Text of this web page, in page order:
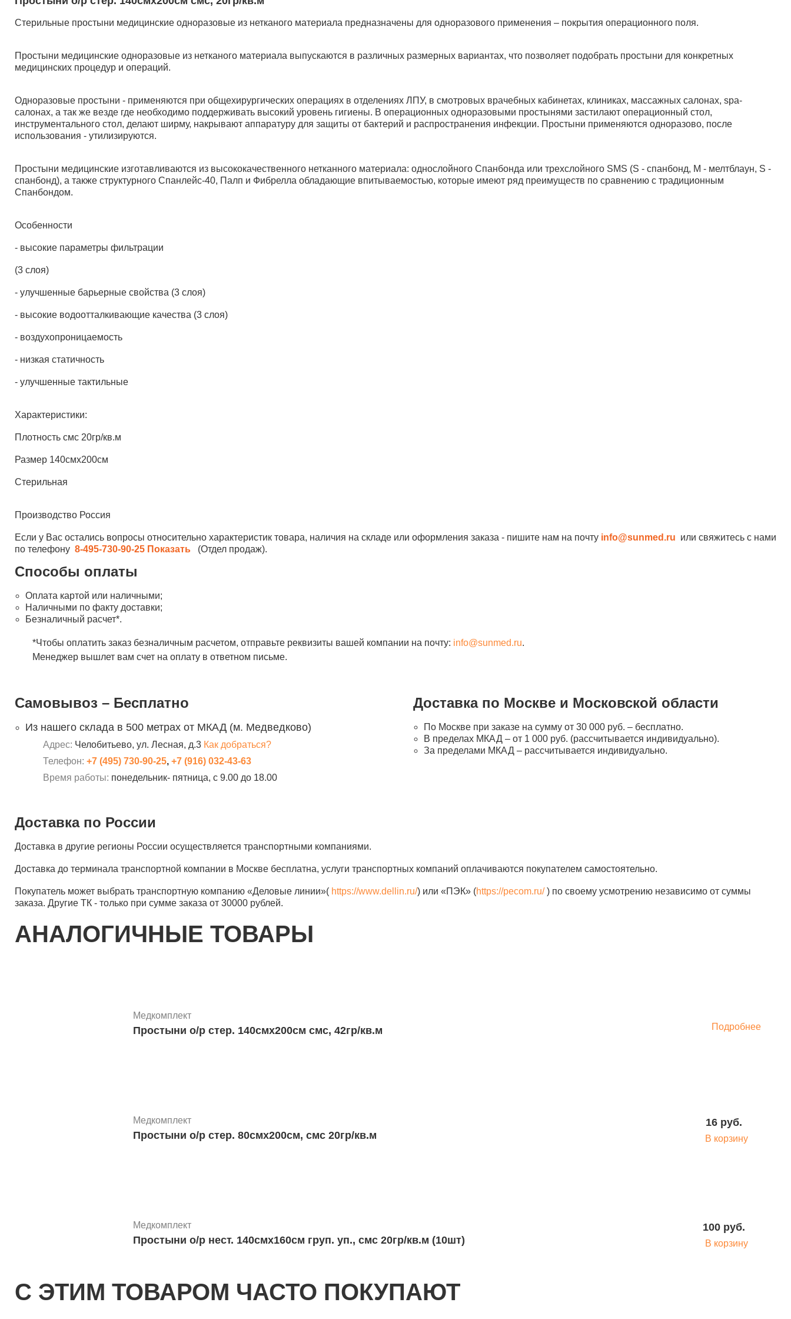
Стерильные простыни медицинские одноразовые из нетканого материала предназначены для одноразового применения – покрытия операционного поля.
Простыни медицинские одноразовые из нетканого материала выпускаются в различных размерных вариантах, что позволяет подобрать простыни для конкретных
медицинских процедур и операций.
Одноразовые простыни - применяются при общехирургических операциях в отделениях ЛПУ, в смотровых врачебных кабинетах, клиниках, массажных салонах, spa-
салонах, а так же везде где необходимо поддерживать высокий уровень гигиены. В операционных одноразовыми простынями застилают операционный стол,
инструментального стол, делают ширму, накрывают аппаратуру для защиты от бактерий и распространения инфекции. Простыни применяются одноразово, после
использования - утилизируются.
Простыни медицинские изготавливаются из высококачественного нетканного материала: однослойного Спанбонда или трехслойного SMS (S - спанбонд, M - мелтблаун, S -
спанбонд), а также структурного Спанлейс-40, Палп и Фибрелла обладающие впитываемостью, которые имеют ряд преимуществ по сравнению с традиционным
Спанбондом.
Особенности
- высокие параметры фильтрации
(3 слоя)
- улучшенные барьерные свойства (3 слоя)
- высокие водоотталкивающие качества (3 слоя)
- воздухопроницаемость
- низкая статичность
- улучшенные тактильные
Характеристики:
Плотность смс 20гр/кв.м
Размер 140смх200см
Стерильная
Производство Россия
Если у Вас остались вопросы относительно характеристик товара, наличия на складе или оформления заказа - пишите нам на почту info@sunmed.ru или свяжитесь с нами
по телефону 8-495-730-90-25 Показать (Отдел продаж).
Способы оплаты
Оплата картой или наличными;
Наличными по факту доставки;
Безналичный расчет*.
*Чтобы оплатить заказ безналичным расчетом, отправьте реквизиты вашей компании на почту: info@sunmed.ru.
Менеджер вышлет вам счет на оплату в ответном письме.
Самовывоз – Бесплатно
Из нашего склада в 500 метрах от МКАД (м. Медведково)
Адрес: Челобитьево, ул. Лесная, д.3 Как добраться?
Телефон: +7 (495) 730-90-25, +7 (916) 032-43-63
Время работы: понедельник- пятница, с 9.00 до 18.00
Доставка по Москве и Московской области
По Москве при заказе на сумму от 30 000 руб. – бесплатно.
В пределах МКАД – от 1 000 руб. (рассчитывается индивидуально).
За пределами МКАД – рассчитывается индивидуально.
Доставка по России
Доставка в другие регионы России осуществляется транспортными компаниями.
Доставка до терминала транспортной компании в Москве бесплатна, услуги транспортных компаний оплачиваются покупателем самостоятельно.
Покупатель может выбрать транспортную компанию «Деловые линии»( https://www.dellin.ru/) или «ПЭК» (https://pecom.ru/) по своему усмотрению независимо от суммы
заказа. Другие ТК - только при сумме заказа от 30000 рублей.
АНАЛОГИЧНЫЕ ТОВАРЫ
Медкомплект
Простыни о/р стер. 140смх200см смс, 42гр/кв.м Подробнее
Медкомплект
Простыни о/р стер. 80смх200см, смс 20гр/кв.м
16 руб.
В корзину
Медкомплект
Простыни о/р нест. 140смх160см груп. уп., смс 20гр/кв.м (10шт)
100 руб.
В корзину
С ЭТИМ ТОВАРОМ ЧАСТО ПОКУПАЮТ